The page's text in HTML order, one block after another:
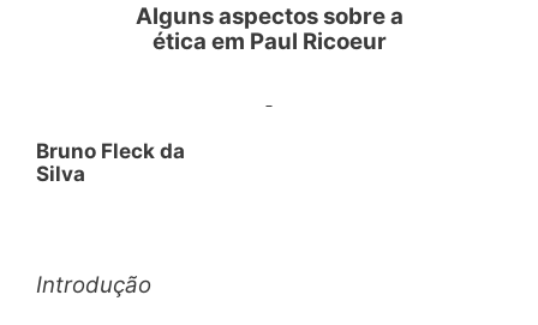
Alguns aspectos sobre a
ética em Paul Ricoeur
Bruno Fleck da
Silva
Introdução